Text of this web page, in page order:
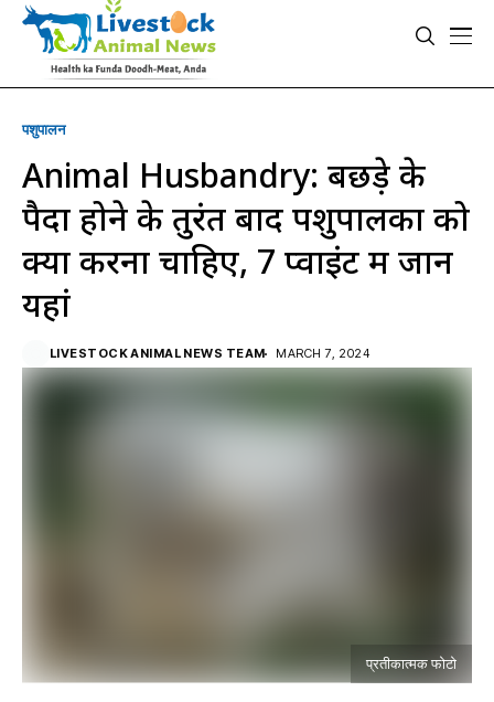
पशुपालन
Animal Husbandry: बछड़े के
पैदा होने के तुरंत बाद पशुपालकों को
क्या करना चाहिए, 7 प्वाइंट में जानें
यहां
LIVESTOCK ANIMAL NEWS TEAM MARCH 7, 2024
प्रतीकात्मक फोटो